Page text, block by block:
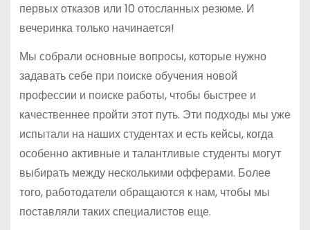
первых отказов или 10 отосланных резюме. И
вечеринка только начинается!
Мы собрали основные вопросы, которые нужно
задавать себе при поиске обучения новой
профессии и поиске работы, чтобы быстрее и
качественнее пройти этот путь. Эти подходы мы уже
испытали на наших студентах и есть кейсы, когда
особенно активные и талантливые студенты могут
выбирать между несколькими офферами. Более
того, работодатели обращаются к нам, чтобы мы
поставляли таких специалистов еще.